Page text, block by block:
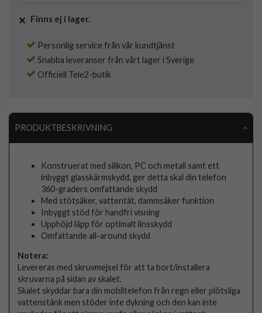
Finns ej i lager.
Personlig service från vår kundtjänst
Snabba leveranser från vårt lager i Sverige
Officiell Tele2-butik
PRODUKTBESKRIVNING
Konstruerat med silikon, PC och metall samt ett
inbyggt glasskärmskydd, ger detta skal din telefon
360-graders omfattande skydd
Med stötsäker, vattentät, dammsäker funktion
Inbyggt stöd för handfri visning
Upphöjd läpp för optimalt linsskydd
Omfattande all-around skydd
Notera:
Levereras med skruvmejsel för att ta bort/installera
skruvarna på sidan av skalet.
Skalet skyddar bara din mobiltelefon från regn eller plötsliga
vattenstänk men stöder inte dykning och den kan inte